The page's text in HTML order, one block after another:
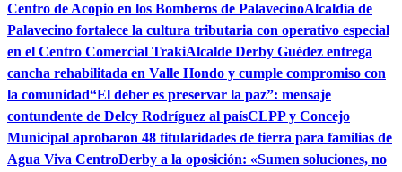
Centro de Acopio en los Bomberos de PalavecinoAlcaldía de
Palavecino fortalece la cultura tributaria con operativo especial
en el Centro Comercial TrakiAlcalde Derby Guédez entrega
cancha rehabilitada en Valle Hondo y cumple compromiso con
la comunidad“El deber es preservar la paz”: mensaje
contundente de Delcy Rodríguez al paísCLPP y Concejo
Municipal aprobaron 48 titularidades de tierra para familias de
Agua Viva CentroDerby a la oposición: «Sumen soluciones, no